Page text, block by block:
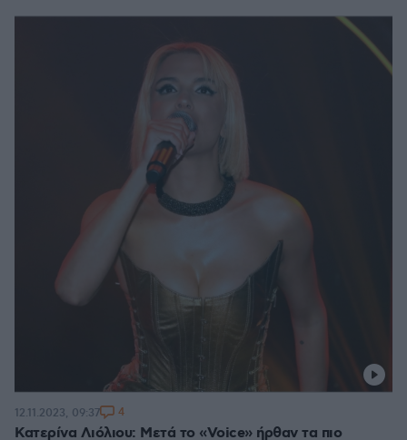
Κατερίνα Λιόλιου: Μετά το «Voice» ήρθαν τα πιο
12.11.2023, 09:37 4